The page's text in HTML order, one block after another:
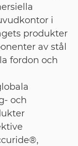
i
produkter
av stål
fordon och
och